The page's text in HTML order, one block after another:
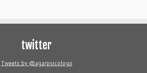
twitter
Tweets by @agarpsicologo